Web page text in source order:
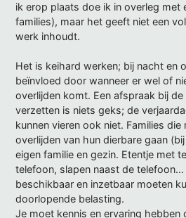
ik erop plaats doe ik in overleg met
families), maar het geeft niet een
werk inhoudt.
Het is keihard werken; bij nacht en
beïnvloed door wanneer er wel of
overlijden komt. Een afspraak bij
verzetten is niets geks; de
kunnen vieren ook niet. Families
overlijden van hun dierbare gaan
eigen familie en gezin. Etentje met
telefoon, slapen naast de
beschikbaar en inzetbaar moeten
doorlopende belasting.
Je moet kennis en ervaring hebben